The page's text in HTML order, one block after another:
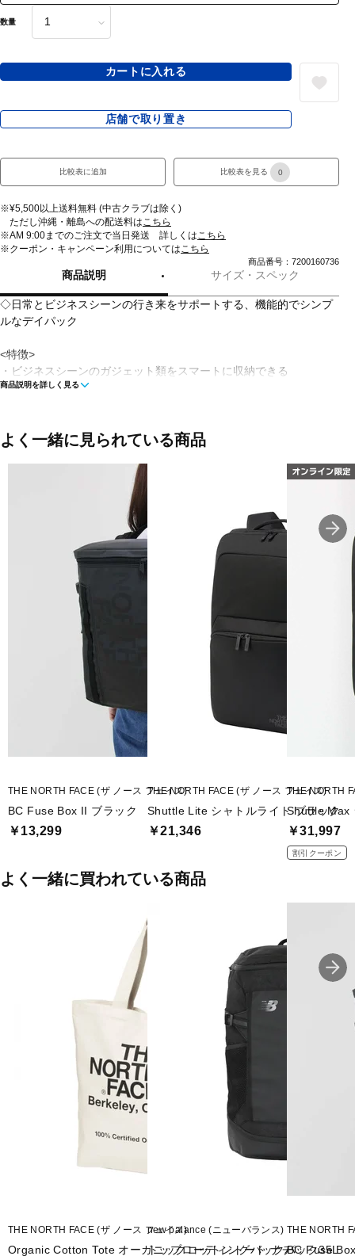
数量
カートに入れる
店舗で取り置き
比較表に追加 比較表を見る 0
※¥5,500以上送料無料 (中古クラブは除く)
ただし沖縄・離島への配送料はこちら
※AM 9:00までのご注文で当日発送 詳しくはこちら
※クーポン・キャンペーン利用についてはこちら
商品番号：7200160736
商品説明 サイズ・スペック
◇日常とビジネスシーンの行き来をサポートする、機能的でシンプ
ルなデイパック
<特徴>
・ビジネスシーンのガジェット類をスマートに収納できる
「Shuttle(シャトル)」コレクション
・落ち着いたマットな質感で、ビジネスシーンに合うシンプルなデ
・荷物が少なくても形状を保ちやすい設計
・荷物が多いビジネスシーンに対応する容量28L
・環境にやさしく色落ちしにくい原着糸を使用したナイロン素材を
<機能・デザイン>
・荷物をスムーズに収納できる大きく開くメインコンパートメント
・15インチまでのノートPCや書類を収納しやすい独立したスリーブ
付きコンパートメント
・ファスナー付きメッシュポケットとスマートフォンポケットのあ
るセカンドポケット上部
・クッション性のあるACCポケットを備えたセカンドポケット下部
・クッション性のよいトップのグラブハンドル
・雨などの浸入を軽減する止水ファスナー
・視認性が高いシルバー色の内装生地
・操作しやすいオリジナルファスナータブ
<おすすめシーン>
ビジネスシーン
■カラー：ブラック(K)
■素材：840D ORBITEX ナイロン
■生産国：ベトナム
■2026年モデル
※ブラウザやお使いのモニター環境により、掲載画像と実際の商品
の色味が若干異なる場合がございます。
■メーカー型番：NM62615
商品説明を詳しく見る
よく一緒に見られている商品
THE NORTH FACE (ザ ノース フェイス)
BC Fuse Box II ブラック
￥13,299
THE NORTH FACE (ザ ノース フェイス)
Shuttle Lite シャトルライト ブラック
￥21,346
THE NORTH
Shuttle Max
￥31,997
割引クーポン
よく一緒に買われている商品
THE NORTH FACE (ザ ノース フェイス)
Organic Cotton Tote オーガニックコットントート ナチ
new balance (ニューバランス)
トップローディングバックパック35L
THE NORTH
BC Fuse